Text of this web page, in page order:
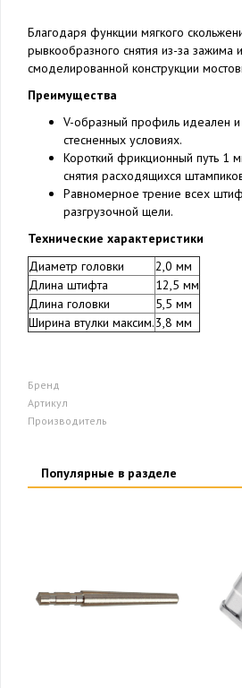
Благодаря функции мягкого
рывкообразного снятия из-за
смоделированной конструкции
Преимущества
V-образный профиль идеален
стесненных условиях.
Короткий фрикционный путь 1
снятия расходящихся
Равномерное трение всех
разгрузочной щели.
Технические характеристики
Диаметр головки
2,0 мм
Длина штифта
12,5 мм
Длина головки
5,5 мм
Ширина втулки максим.3,8 мм
Бренд
Артикул
Производитель
Популярные в разделе